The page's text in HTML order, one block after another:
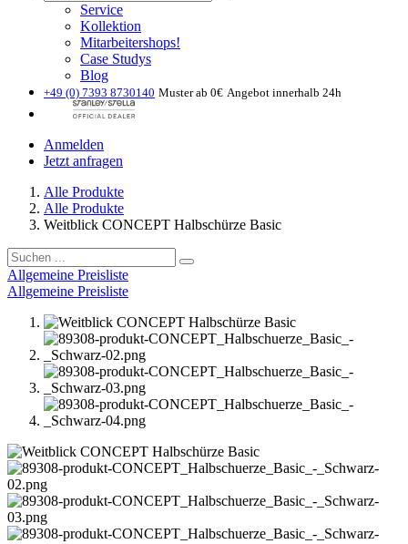
Service
Kollektion
Mitarbeitershops!
Case Studys
Blog
+49 (0) 7393 8730140 Muster ab 0€ Angebot innerhalb 24h
Anmelden
Jetzt anfragen
Alle Produkte
Alle Produkte
Weitblick CONCEPT Halbschürze Basic
Allgemeine Preisliste
Allgemeine Preisliste